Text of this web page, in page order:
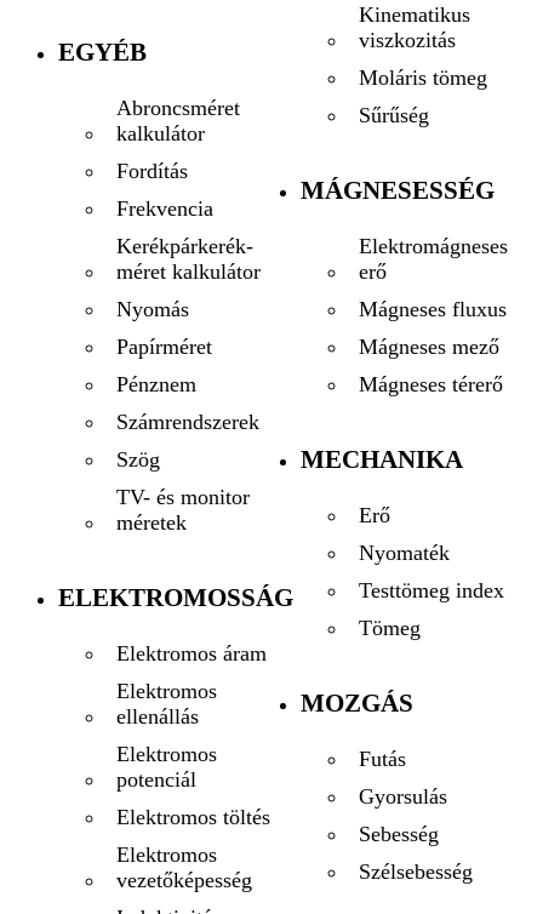
EGYÉB
Abroncsméret
kalkulátor
Fordítás
Frekvencia
Kerékpárkerék-
méret kalkulátor
Nyomás
Papírméret
Pénznem
Számrendszerek
Szög
TV- és monitor
méretek
ELEKTROMOSSÁG
Elektromos áram
Elektromos
ellenállás
Elektromos
potenciál
Elektromos töltés
Elektromos
vezetőképesség
Kinematikus
viszkozitás
Moláris tömeg
Sűrűség
MÁGNESESSÉG
Elektromágneses
erő
Mágneses fluxus
Mágneses mező
Mágneses térerő
MECHANIKA
Erő
Nyomaték
Testtömeg index
Tömeg
MOZGÁS
Futás
Gyorsulás
Sebesség
Szélsebesség